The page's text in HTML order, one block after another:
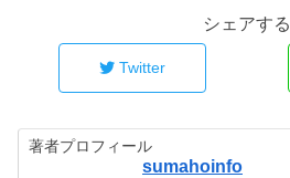
シェアする
Twitter
著者プロフィール
sumahoinfo